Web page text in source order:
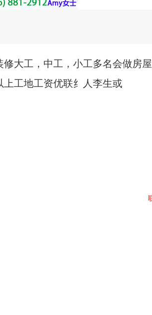
修大工，中工，小工多名会做房
工地工资优联纟人李生或